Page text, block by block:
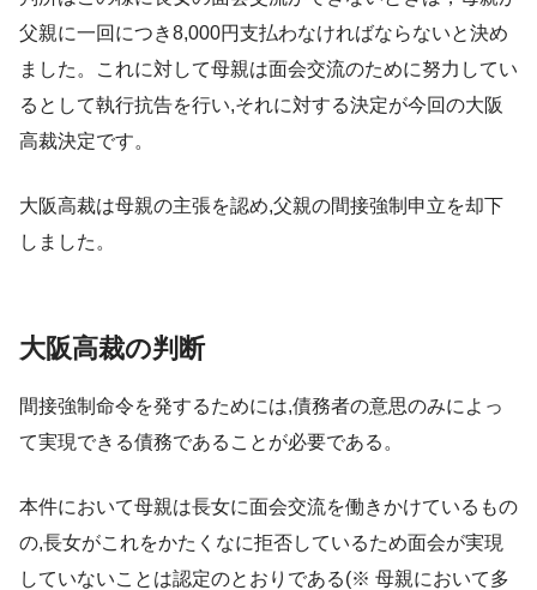
父親に一回につき8,000円支払わなければならないと決め
ました。これに対して母親は面会交流のために努力してい
るとして執行抗告を行い,それに対する決定が今回の大阪
高裁決定です。
大阪高裁は母親の主張を認め,父親の間接強制申立を却下
しました。
大阪高裁の判断
間接強制命令を発するためには,債務者の意思のみによっ
て実現できる債務であることが必要である。
本件において母親は長女に面会交流を働きかけているもの
の,長女がこれをかたくなに拒否しているため面会が実現
していないことは認定のとおりである(※ 母親において多